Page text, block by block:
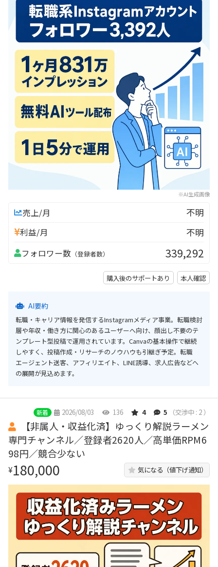
※AI生成画像
売上/月 不明
利益/月 不明
フォロワー数 （登録者数） 339,292
購入後のサポートあり 本人確認
AI要約
転職・キャリア情報を発信するInstagramメディア事業。転職検討
層や年収・働き方に関心のあるユーザーへ向け、顔出し不要のテ
ンプレート型投稿で運用されています。Canvaの基本操作で継続
しやすく、投稿作成・リサーチのノウハウも引継ぎ予定。転職
エージェント送客、アフィリエイト、LINE誘導、求人広告などへ
の展開が見込めます。
新着 2026/08/03 136 4 5 （交渉中 : 2 ）
【非属人・収益化済】ゆっくり解説ラーメン
専門チャンネル／登録者2620人／高単価RPM6
98円／競合少ない
¥180,000 気になる（値下げ通知）